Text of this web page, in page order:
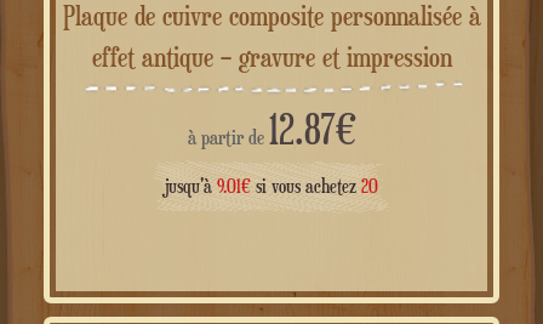
Plaque de cuivre composite personnalisée à
effet antique – gravure et impression
à partir de 12.87€
jusqu'à 9.01€ si vous achetez 20